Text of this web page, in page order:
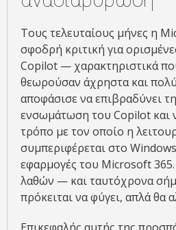
Τους τελευταίους μήνες η
σφοδρή κριτική για
Copilot — χαρακτηριστικά
θεωρούσαν άχρηστα και
αποφάσισε να επιβραδύνει
ενσωμάτωση του Copilot και
τρόπο με τον οποίο η
συμπεριφέρεται στο Windows
εφαρμογές του Microsoft
λαθών — και ταυτόχρονα
πρόκειται να φύγει, απλά θα